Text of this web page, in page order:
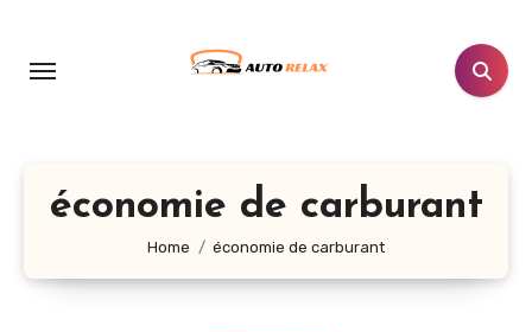
contenu
économie de carburant
Home économie de carburant